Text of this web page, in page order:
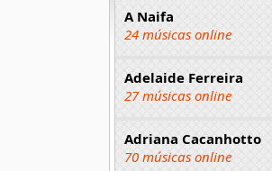
A Naifa
24 músicas online
Adelaide Ferreira
27 músicas online
Adriana Cacanhotto
70 músicas online